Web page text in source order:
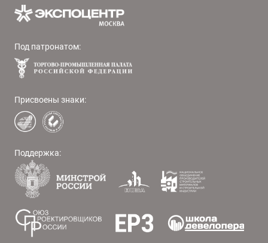
Под патронатом:
Присвоены знаки:
Поддержка: